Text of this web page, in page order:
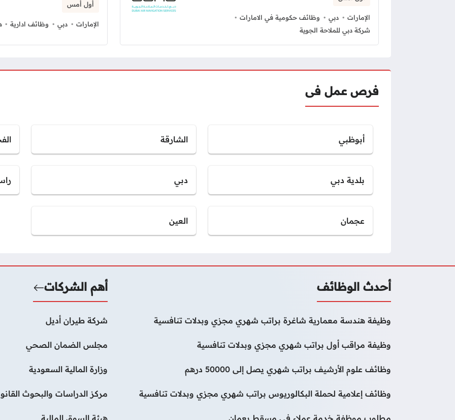
الإمارات دبي
وظائف حكومية في الامارات
شركة دبي للملاحة الجوية
أول أمس
الإمارات دبي وظائف ادارية
فرص عمل فى
أبوظبي الشارقة
بلدية دبي دبي
عجمان العين
أحدث الوظائف
وظيفة هندسة معمارية شاغرة براتب شهري مجزي وبدلات تنافسية
وظيفة مراقب أول براتب شهري مجزي وبدلات تنافسية
وظائف علوم الأرشيف براتب شهري يصل إلى 50000 درهم
وظائف إعلامية لحملة البكالوريوس براتب شهري مجزي وبدلات تنافسية
مطلوب موظفة خدمة عملاء في مسقط بعمان
أهم الشركات
شركة طيران أديل
مجلس الضمان الصحي
وزارة المالية السعودية
مركز الدراسات والبحوث
هيئة السوق المالية